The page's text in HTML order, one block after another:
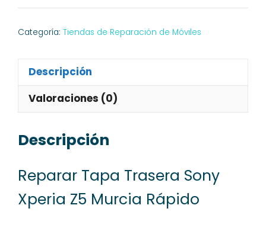
Categoría: Tiendas de Reparación de Móviles
Descripción
Valoraciones (0)
Descripción
Reparar Tapa Trasera Sony
Xperia Z5 Murcia Rápido